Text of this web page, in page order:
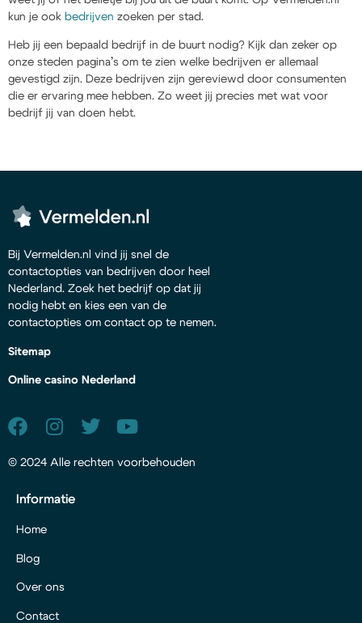
kun je ook bedrijven zoeken per stad.
Heb jij een bepaald bedrijf in de buurt nodig? Kijk dan zeker op
onze steden pagina’s om te zien welke bedrijven er allemaal
gevestigd zijn. Deze bedrijven zijn gereviewd door consumenten
die er ervaring mee hebben. Zo weet jij precies met wat voor
bedrijf jij van doen hebt.
Bij Vermelden.nl vind jij snel de
contactopties van bedrijven door heel
Nederland. Zoek het bedrijf op dat jij
nodig hebt en kies een van de
contactopties om contact op te nemen.
Sitemap
Online casino Nederland
© 2024 Alle rechten voorbehouden
Informatie
Home
Blog
Over ons
Contact